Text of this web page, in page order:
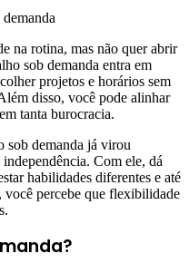
na rotina, mas não quer abrir
sob demanda entra em
projetos e horários sem
disso, você pode alinhar
tanta burocracia.
sob demanda já virou
Com ele, dá
habilidades diferentes e até
você percebe que flexibilidade